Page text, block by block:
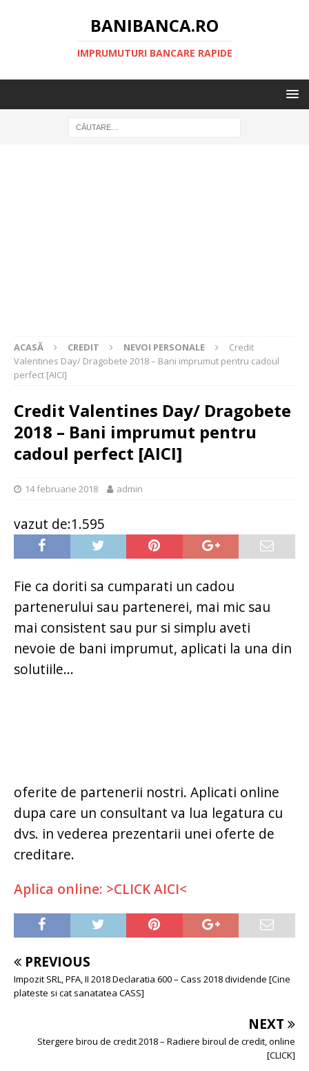
BANIBANCA.RO
IMPRUMUTURI BANCARE RAPIDE
ACASĂ CREDIT NEVOI PERSONALE
Credit
Valentines Day/ Dragobete 2018 – Bani imprumut pentru cadoul
perfect [AICI]
Credit Valentines Day/ Dragobete
2018 – Bani imprumut pentru
cadoul perfect [AICI]
14 februarie 2018 admin
vazut de:1.595
Fie ca doriti sa cumparati un cadou
partenerului sau partenerei, mai mic sau
mai consistent sau pur si simplu aveti
nevoie de bani imprumut, aplicati la una din
solutiile...
oferite de partenerii nostri. Aplicati online
dupa care un consultant va lua legatura cu
dvs. in vederea prezentarii unei oferte de
creditare.
Aplica online: >CLICK AICI<
PREVIOUS
Impozit SRL, PFA, II 2018 Declaratia 600 – Cass 2018 dividende [Cine
plateste si cat sanatatea CASS]
NEXT
Stergere birou de credit 2018 – Radiere biroul de credit, online
[CLICK]